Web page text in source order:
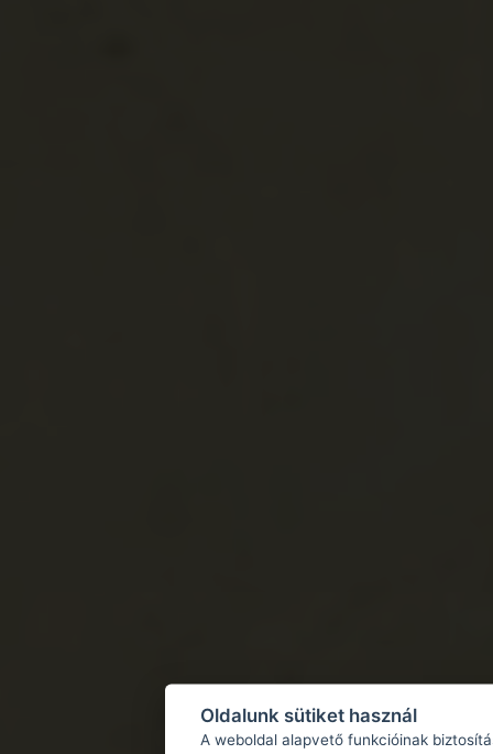
Oldalunk sütiket használ
A weboldal alapvető funkcióinak